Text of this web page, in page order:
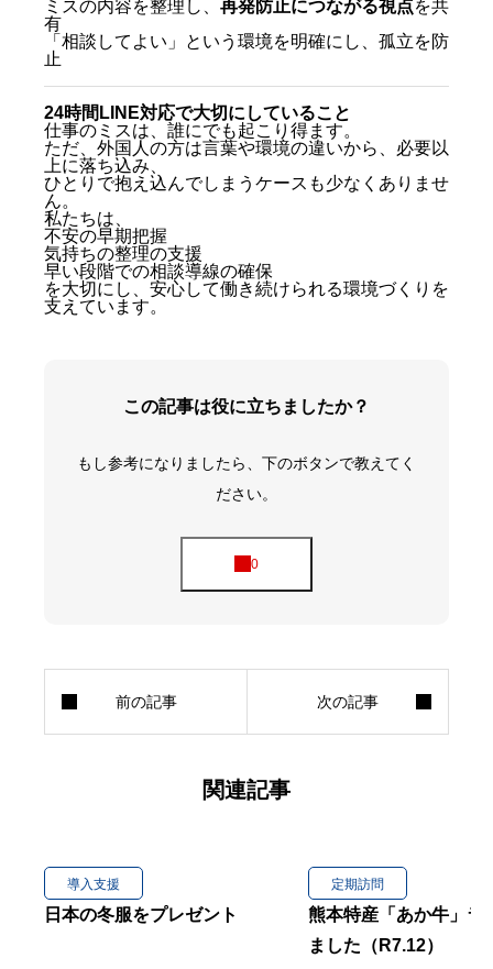
ミスの内容を整理し、 再発防止につながる視点を共
有
「相談してよい」という環境を明確にし、孤立を防
止
24時間LINE対応で大切にしていること
仕事のミスは、誰にでも起こり得ます。
ただ、外国人の方は言葉や環境の違いから、必要以
上に落ち込み、
ひとりで抱え込んでしまうケースも少なくありませ
ん。
私たちは、
不安の早期把握
気持ちの整理の支援
早い段階での相談導線の確保
を大切にし、安心して働き続けられる環境づくりを
支えています。
この記事は役に立ちましたか？
もし参考になりましたら、下のボタンで教えてく
ださい。
関連記事
導入支援
日本の冬服をプレゼント
定期訪問
熊本特産「あか牛」ラ
ました（R7.12）